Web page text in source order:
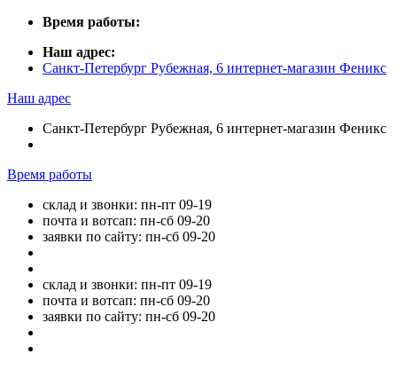
Время работы:
Наш адрес:
Санкт-Петербург Рубежная, 6 интернет-магазин Феникс
Наш адрес
Санкт-Петербург Рубежная, 6 интернет-магазин Феникс
Время работы
склад и звонки: пн-пт 09-19
почта и вотсап: пн-сб 09-20
заявки по сайту: пн-сб 09-20
склад и звонки: пн-пт 09-19
почта и вотсап: пн-сб 09-20
заявки по сайту: пн-сб 09-20